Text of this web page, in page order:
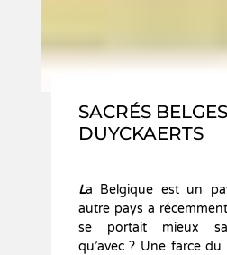
SACRÉS
DUYCKAERTS
La Belgique est un
autre pays a
se portait mieux
qu’avec ? Une farce